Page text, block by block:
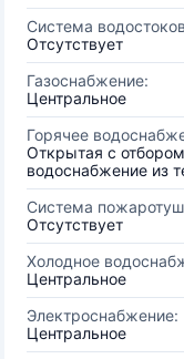
Система
Отсутствует
Газоснабжение:
Центральное
Горячее
Открытая с
водоснабжение из
Система
Отсутствует
Холодное
Центральное
Электроснабжение:
Центральное